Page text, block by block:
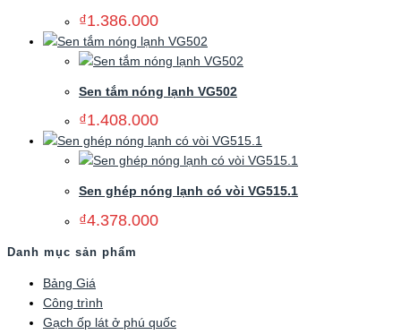
₫1.386.000
Sen tắm nóng lạnh VG502
₫1.408.000
Sen ghép nóng lạnh có vòi VG515.1
₫4.378.000
Danh mục sản phẩm
Bảng Giá
Công trình
Gạch ốp lát ở phú quốc